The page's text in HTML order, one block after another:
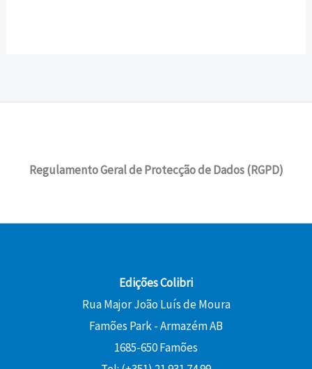
Regulamento Geral de Protecção de Dados (RGPD)
Edições Colibri
Rua Major João Luís de Moura
Famões Park - Armazém AB
1685-650 Famões